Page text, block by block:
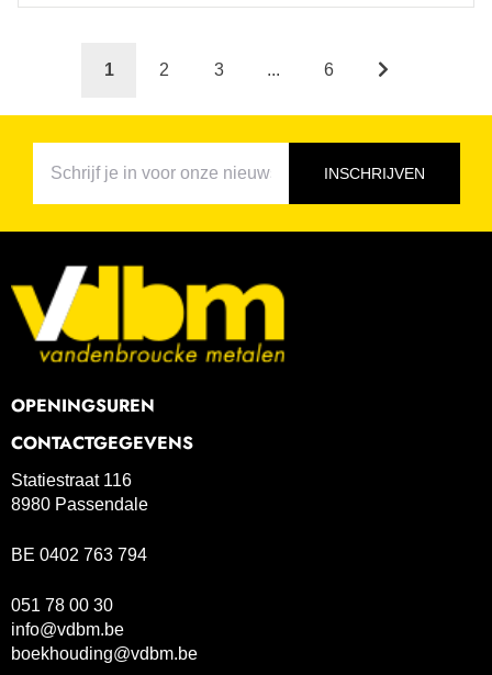
1 2 3 ... 6
INSCHRIJVEN
OPENINGSUREN
CONTACTGEGEVENS
Statiestraat 116
8980 Passendale
BE 0402 763 794
051 78 00 30
info@vdbm.be
boekhouding@vdbm.be